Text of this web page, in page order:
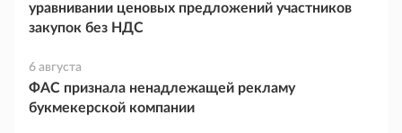
уравнивании ценовых предложений участников
закупок без НДС
6 августа
ФАС признала ненадлежащей рекламу
букмекерской компании